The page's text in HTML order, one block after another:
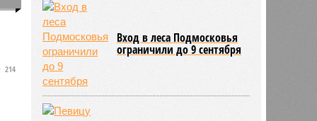
214
Вход в леса Подмосковья
ограничили до 9 сентября